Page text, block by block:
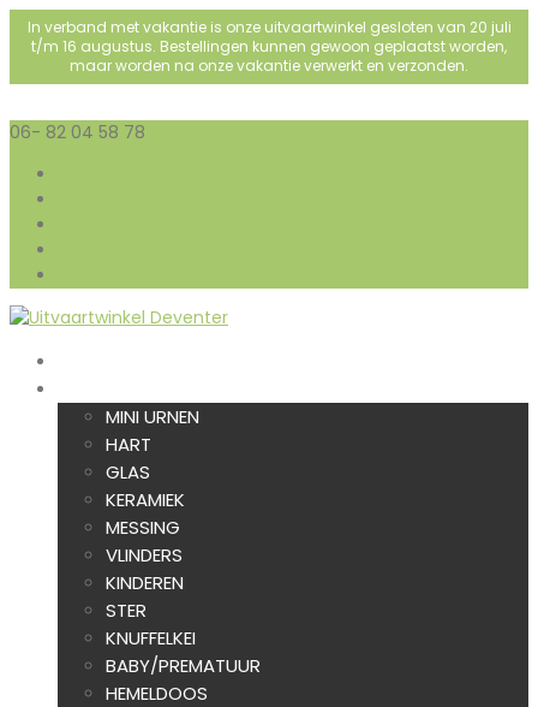
In verband met vakantie is onze uitvaartwinkel gesloten van 20 juli
t/m 16 augustus. Bestellingen kunnen gewoon geplaatst worden,
maar worden na onze vakantie verwerkt en verzonden.
06- 82 04 58 78
MINI URNEN
HART
GLAS
KERAMIEK
MESSING
VLINDERS
KINDEREN
STER
KNUFFELKEI
BABY/PREMATUUR
HEMELDOOS